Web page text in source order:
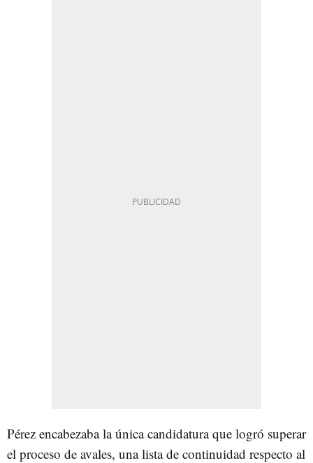
Pérez encabezaba la única candidatura que logró superar
el proceso de avales, una lista de continuidad respecto al